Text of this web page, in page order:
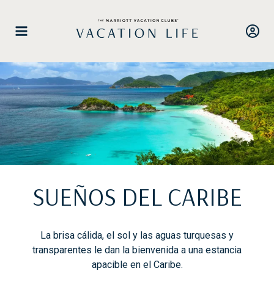
contenido
SUEÑOS DEL CARIBE
La brisa cálida, el sol y las aguas turquesas y
transparentes le dan la bienvenida a una estancia
apacible en el Caribe.